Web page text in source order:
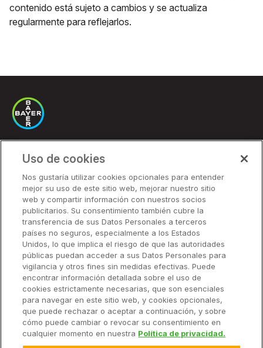
contenido está sujeto a cambios y se actualiza
regularmente para reflejarlos.
Soluciones
Precios
Socios
Soluciones
Recursos
Empresa
Uso de cookies
Nos gustaría utilizar cookies opcionales para entender
mejor su uso de este sitio web, mejorar nuestro sitio
web y compartir información con nuestros socios
publicitarios. Su consentimiento también cubre la
transferencia de sus Datos Personales a terceros
países no seguros, especialmente a los Estados
Unidos, lo que implica el riesgo de que las autoridades
públicas puedan acceder a sus Datos Personales para
vigilancia y otros fines sin medidas efectivas. Puede
encontrar información detallada sobre el uso de
cookies estrictamente necesarias, que son esenciales
para navegar en este sitio web, y cookies opcionales,
que puede rechazar o aceptar a continuación, y sobre
cómo puede cambiar o revocar su consentimiento en
cualquier momento en nuestra Política de privacidad.